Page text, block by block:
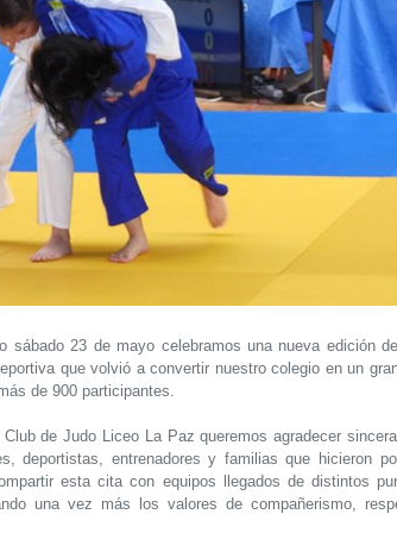
sábado 23 de mayo celebramos una nueva edición
que volvió a convertir nuestro colegio en un
de 900 participantes.
Club de Judo Liceo La Paz queremos agradecer
deportistas, entrenadores y familias que hicieron
esta cita con equipos llegados de distintos
una vez más los valores de compañerismo,